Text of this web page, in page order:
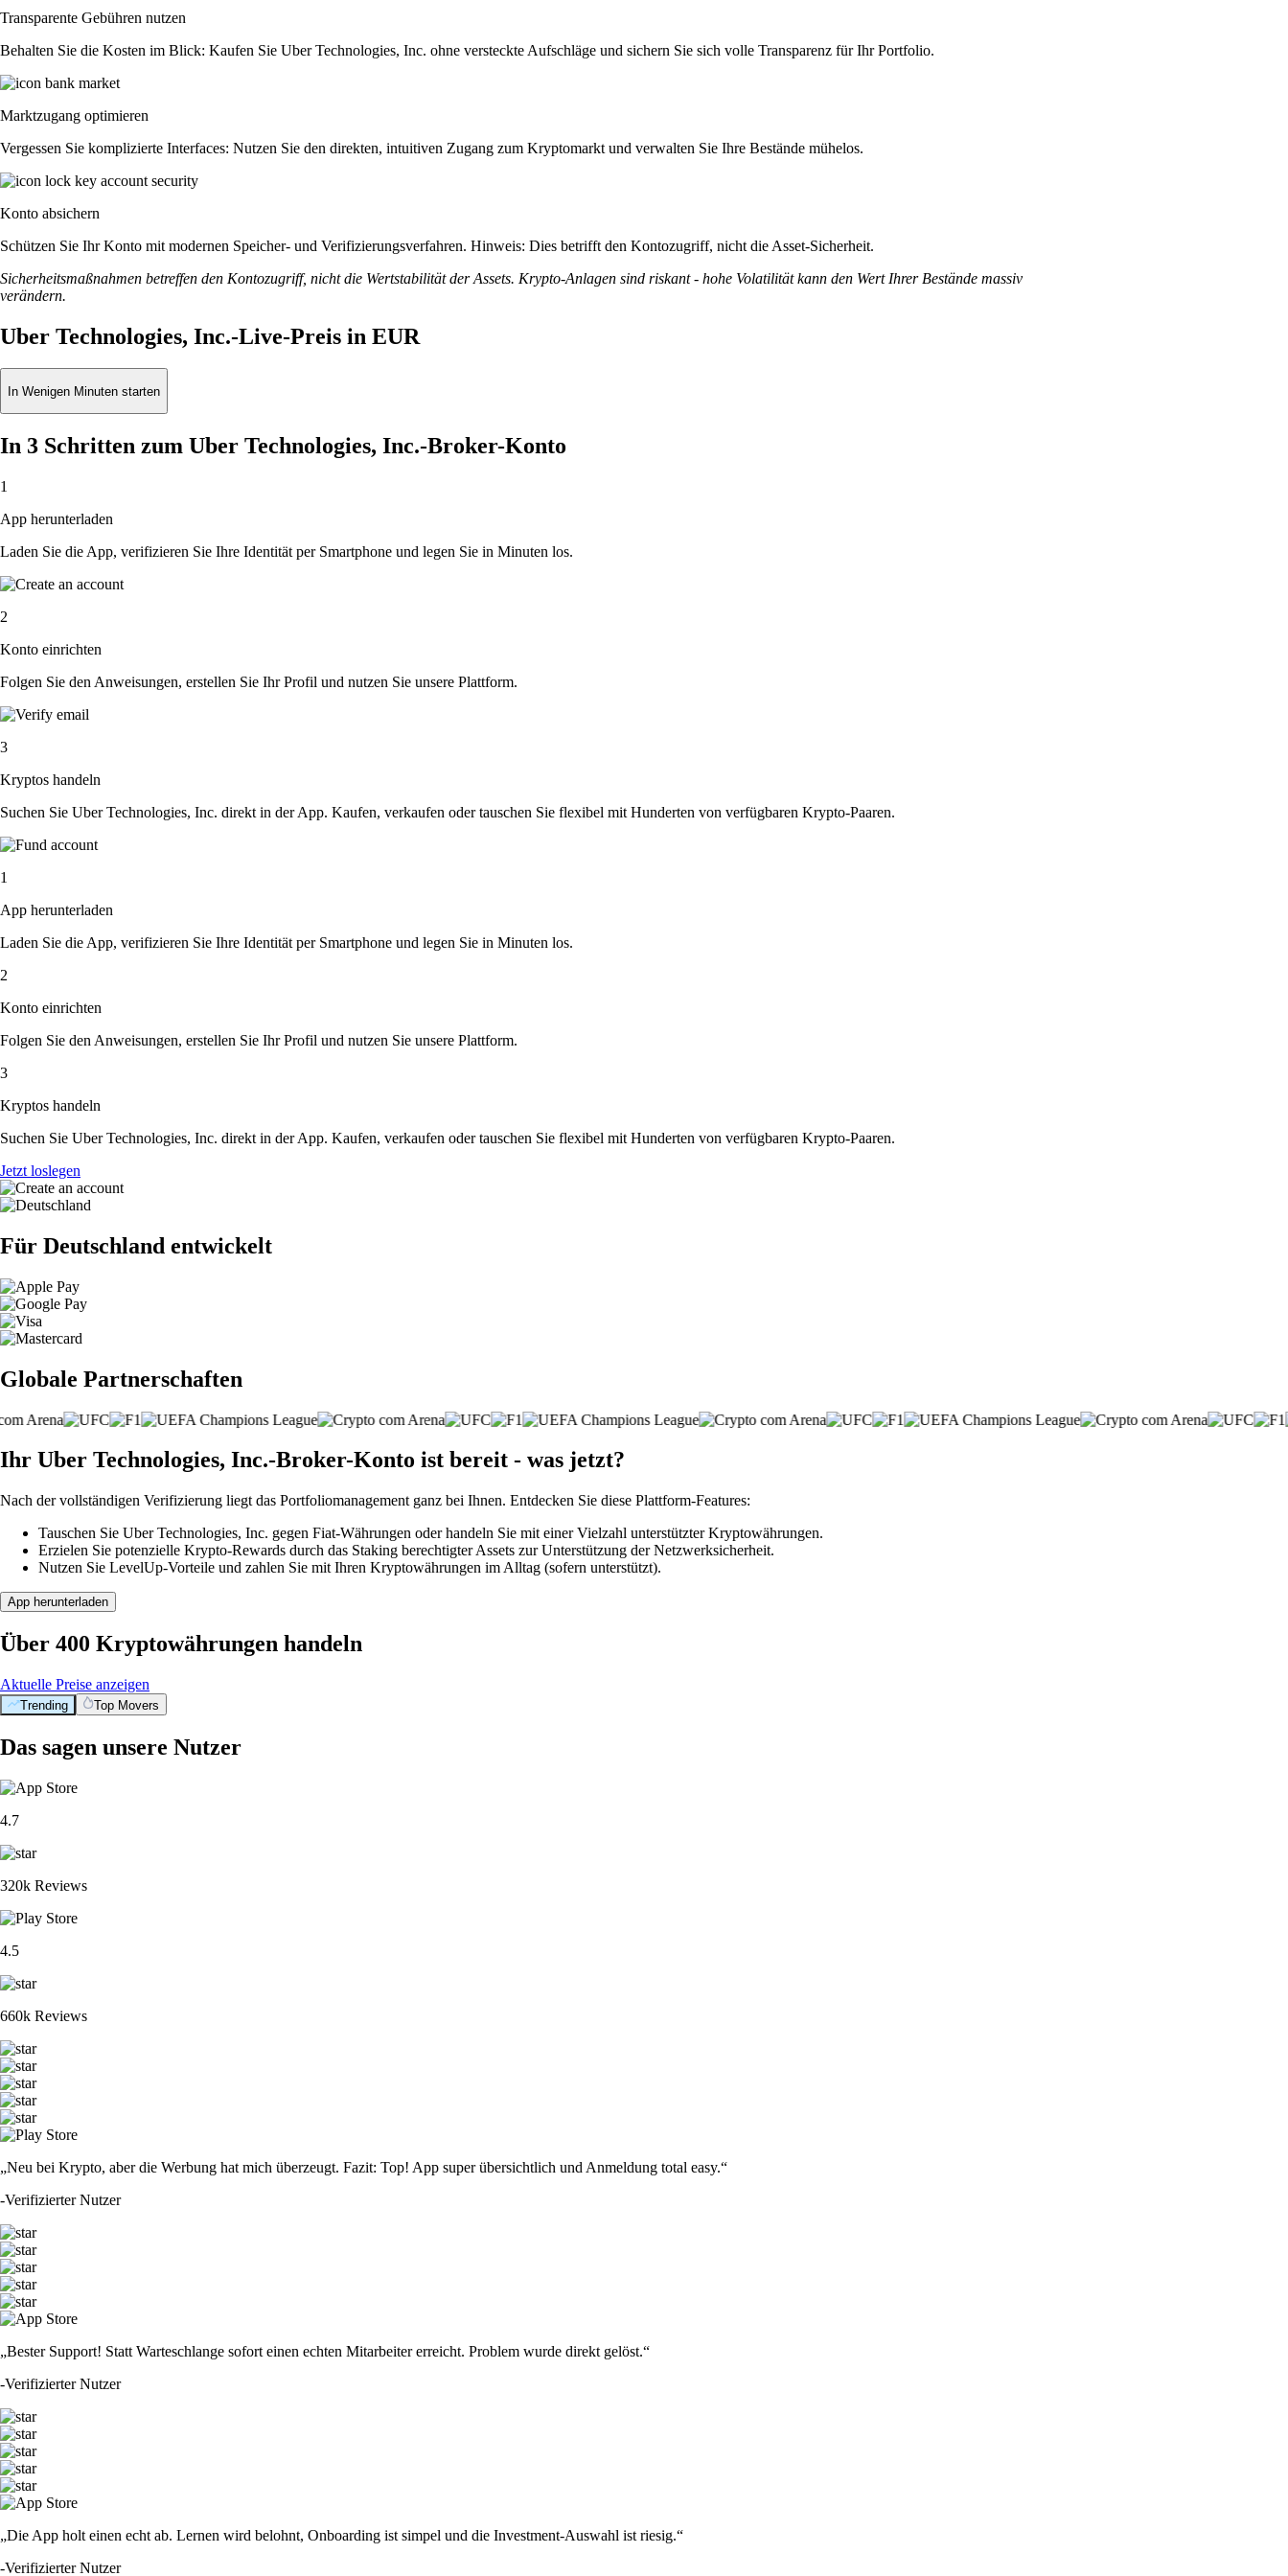
Transparente Gebühren nutzen
Behalten Sie die Kosten im Blick: Kaufen Sie Uber Technologies, Inc. ohne versteckte Aufschläge und sichern Sie sich volle Transparenz für Ihr Portfolio.
Marktzugang optimieren
Vergessen Sie komplizierte Interfaces: Nutzen Sie den direkten, intuitiven Zugang zum Kryptomarkt und verwalten Sie Ihre Bestände mühelos.
Konto absichern
Schützen Sie Ihr Konto mit modernen Speicher- und Verifizierungsverfahren. Hinweis: Dies betrifft den Kontozugriff, nicht die Asset-Sicherheit.
Sicherheitsmaßnahmen betreffen den Kontozugriff, nicht die Wertstabilität der Assets. Krypto-Anlagen sind riskant - hohe Volatilität kann den Wert Ihrer Bestände massiv
verändern.
Uber Technologies, Inc.-Live-Preis in EUR
In Wenigen Minuten starten
In 3 Schritten zum Uber Technologies, Inc.-Broker-Konto
1
App herunterladen
Laden Sie die App, verifizieren Sie Ihre Identität per Smartphone und legen Sie in Minuten los.
2
Konto einrichten
Folgen Sie den Anweisungen, erstellen Sie Ihr Profil und nutzen Sie unsere Plattform.
3
Kryptos handeln
Suchen Sie Uber Technologies, Inc. direkt in der App. Kaufen, verkaufen oder tauschen Sie flexibel mit Hunderten von verfügbaren Krypto-Paaren.
1
App herunterladen
Laden Sie die App, verifizieren Sie Ihre Identität per Smartphone und legen Sie in Minuten los.
2
Konto einrichten
Folgen Sie den Anweisungen, erstellen Sie Ihr Profil und nutzen Sie unsere Plattform.
3
Kryptos handeln
Suchen Sie Uber Technologies, Inc. direkt in der App. Kaufen, verkaufen oder tauschen Sie flexibel mit Hunderten von verfügbaren Krypto-Paaren.
Jetzt loslegen
Für Deutschland entwickelt
Globale Partnerschaften
Ihr Uber Technologies, Inc.-Broker-Konto ist bereit - was jetzt?
Nach der vollständigen Verifizierung liegt das Portfoliomanagement ganz bei Ihnen. Entdecken Sie diese Plattform-Features:
Tauschen Sie Uber Technologies, Inc. gegen Fiat-Währungen oder handeln Sie mit einer Vielzahl unterstützter Kryptowährungen.
Erzielen Sie potenzielle Krypto-Rewards durch das Staking berechtigter Assets zur Unterstützung der Netzwerksicherheit.
Nutzen Sie LevelUp-Vorteile und zahlen Sie mit Ihren Kryptowährungen im Alltag (sofern unterstützt).
App herunterladen
Über 400 Kryptowährungen handeln
Aktuelle Preise anzeigen
Trending Top Movers
Das sagen unsere Nutzer
4.7
320k Reviews
4.5
660k Reviews
„Neu bei Krypto, aber die Werbung hat mich überzeugt. Fazit: Top! App super übersichtlich und Anmeldung total easy.“
-Verifizierter Nutzer
„Bester Support! Statt Warteschlange sofort einen echten Mitarbeiter erreicht. Problem wurde direkt gelöst.“
-Verifizierter Nutzer
„Die App holt einen echt ab. Lernen wird belohnt, Onboarding ist simpel und die Investment-Auswahl ist riesig.“
-Verifizierter Nutzer